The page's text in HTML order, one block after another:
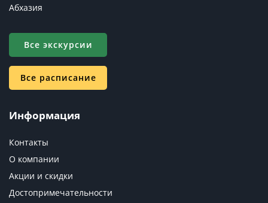
Абхазия
Все экскурсии
Все расписание
Информация
Контакты
О компании
Акции и скидки
Достопримечательности